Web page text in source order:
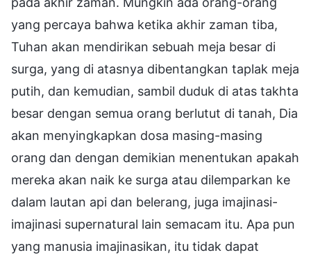
yang percaya bahwa ketika akhir zaman tiba,
Tuhan akan mendirikan sebuah meja besar di
surga, yang di atasnya dibentangkan taplak meja
putih, dan kemudian, sambil duduk di atas takhta
besar dengan semua orang berlutut di tanah, Dia
akan menyingkapkan dosa masing-masing
orang dan dengan demikian menentukan apakah
mereka akan naik ke surga atau dilemparkan ke
dalam lautan api dan belerang, juga imajinasi-
imajinasi supernatural lain semacam itu. Apa pun
yang manusia imajinasikan, itu tidak dapat